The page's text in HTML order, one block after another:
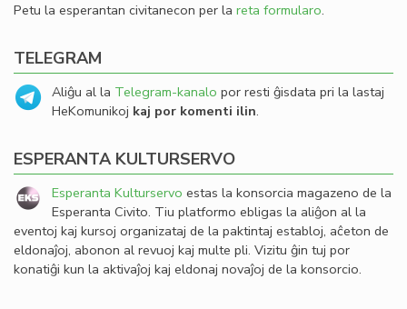
Petu la esperantan civitanecon per la reta formularo.
TELEGRAM
Aliĝu al la Telegram-kanalo por resti ĝisdata pri la lastaj
HeKomunikoj kaj por komenti ilin.
ESPERANTA KULTURSERVO
Esperanta Kulturservo estas la konsorcia magazeno de la
Esperanta Civito. Tiu platformo ebligas la aliĝon al la
eventoj kaj kursoj organizataj de la paktintaj establoj, aĉeton de
eldonaĵoj, abonon al revuoj kaj multe pli. Vizitu ĝin tuj por
konatiĝi kun la aktivaĵoj kaj eldonaj novaĵoj de la konsorcio.